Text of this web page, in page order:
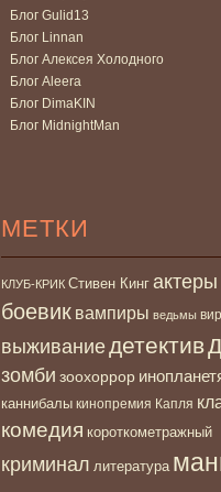
Блог Gulid13
Блог Linnan
Блог Алексея Холодного
Блог Aleera
Блог DimaKIN
Блог MidnightMan
МЕТКИ
КЛУБ-КРИК Стивен Кинг актеры
боевик вампиры ведьмы
выживаниедетектив
зомби зоохоррор
каннибалы кинопремия Капля
комедия короткометражный
криминал литература